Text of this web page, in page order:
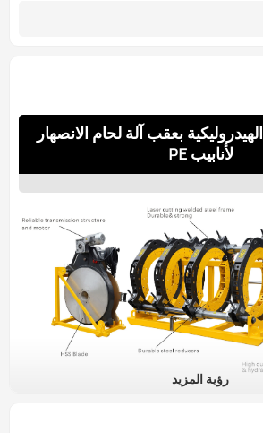
800/1000mm الهيدروليكية بعقب آلة لحام الانصهار
لأنابيب PE
رؤية المزيد